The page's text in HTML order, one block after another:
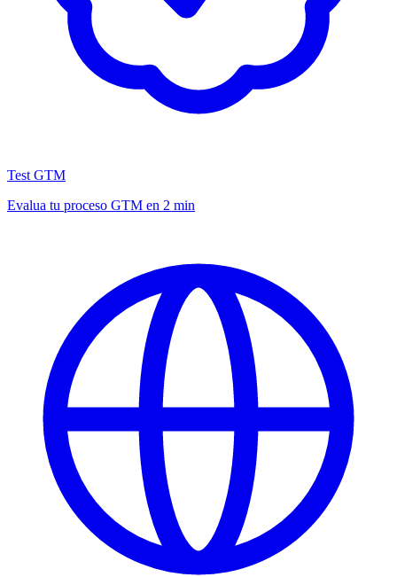
Test GTM
Evalua tu proceso GTM en 2 min